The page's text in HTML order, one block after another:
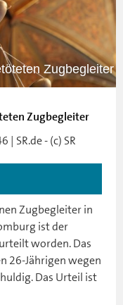
Zugbegleiter
Zugbegleiter
SR.de - (c) SR
Zugbegleiter in
ist der
worden. Das
26-Jährigen wegen
Das Urteil ist